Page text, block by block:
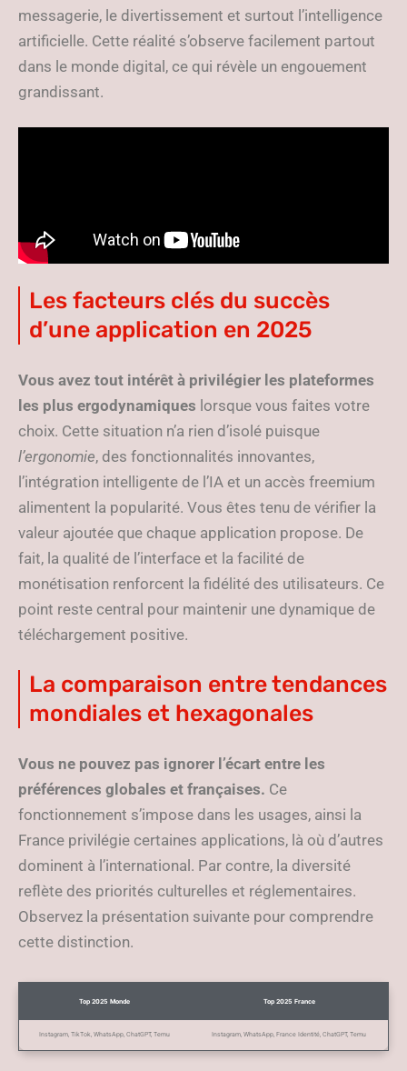
messagerie, le divertissement et surtout l’intelligence
artificielle. Cette réalité s’observe facilement partout
dans le monde digital, ce qui révèle un engouement
grandissant.
Les facteurs clés du succès
d’une application en 2025
Vous avez tout intérêt à privilégier les plateformes
les plus ergodynamiques lorsque vous faites votre
choix. Cette situation n’a rien d’isolé puisque
l’ergonomie, des fonctionnalités innovantes,
l’intégration intelligente de l’IA et un accès freemium
alimentent la popularité. Vous êtes tenu de vérifier la
valeur ajoutée que chaque application propose. De
fait, la qualité de l’interface et la facilité de
monétisation renforcent la fidélité des utilisateurs. Ce
point reste central pour maintenir une dynamique de
téléchargement positive.
La comparaison entre tendances
mondiales et hexagonales
Vous ne pouvez pas ignorer l’écart entre les
préférences globales et françaises. Ce
fonctionnement s’impose dans les usages, ainsi la
France privilégie certaines applications, là où d’autres
dominent à l’international. Par contre, la diversité
reflète des priorités culturelles et réglementaires.
Observez la présentation suivante pour comprendre
cette distinction.
Top 2025 Monde Top 2025 France
Instagram, TikTok, WhatsApp, ChatGPT, Temu Instagram, WhatsApp, France Identité, ChatGPT, Temu